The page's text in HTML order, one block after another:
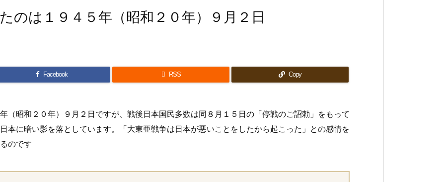
のは１９４５年（昭和２０年）９月２日
Facebook  RSS Copy
（昭和２０年）９月２日ですが、戦後日本国民多数は同８月１５日の「停戦のご詔勅」をもって
本に暗い影を落としています。「大東亜戦争は日本が悪いことをしたから起こった」との感情を
のです